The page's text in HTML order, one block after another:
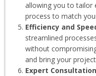
allowing you to tailor
process to match
Efficiency and
streamlined
without
and bring your
Expert